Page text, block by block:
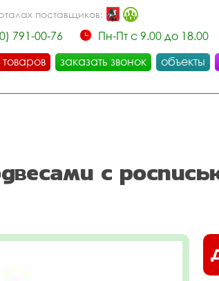
поставщиков:
791-00-76
Пн-Пт с 9.00 до 18.00
товаров
заказать звонок объекты
с